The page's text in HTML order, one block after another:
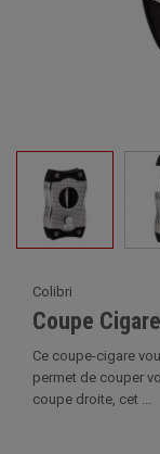
Colibri
Coupe
Ce coupe-cigare
permet de couper
coupe droite, cet ...